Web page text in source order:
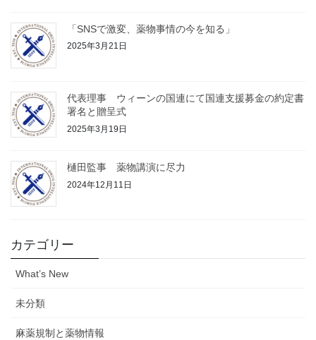
「SNSで激変、薬物事情の今を知る」
2025年3月21日
代表理事 ウィーンの国連にて国連支援募金の約定書
署名と贈呈式
2025年3月19日
樋田監事 薬物講演に尽力
2024年12月11日
カテゴリー
What’s New
未分類
麻薬規制と薬物情報